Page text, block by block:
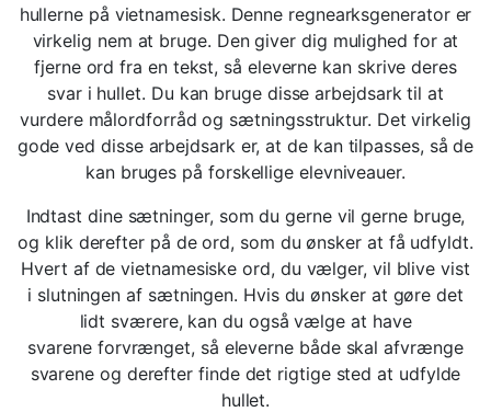
hullerne på vietnamesisk. Denne regnearksgenerator er
virkelig nem at bruge. Den giver dig mulighed for at
fjerne ord fra en tekst, så eleverne kan skrive deres
svar i hullet. Du kan bruge disse arbejdsark til at
vurdere målordforråd og sætningsstruktur. Det virkelig
gode ved disse arbejdsark er, at de kan tilpasses, så de
kan bruges på forskellige elevniveauer.
Indtast dine sætninger, som du gerne vil gerne bruge,
og klik derefter på de ord, som du ønsker at få udfyldt.
Hvert af de vietnamesiske ord, du vælger, vil blive vist
i slutningen af sætningen. Hvis du ønsker at gøre det
lidt sværere, kan du også vælge at have
svarene forvrænget, så eleverne både skal afvrænge
svarene og derefter finde det rigtige sted at udfylde
hullet.